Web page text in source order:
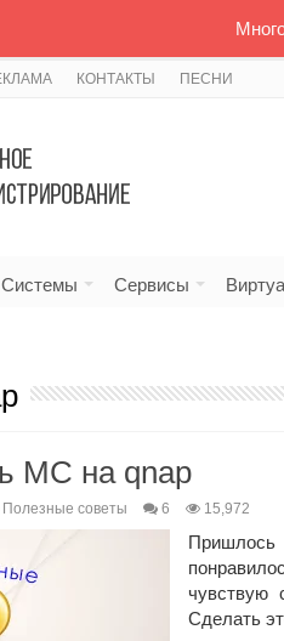
КОНТАКТЫ ПЕСНИ
Системы Сервисы
MC на qnap
Полезные советы 6 15,972
Пришлось
чувствую
Сделать